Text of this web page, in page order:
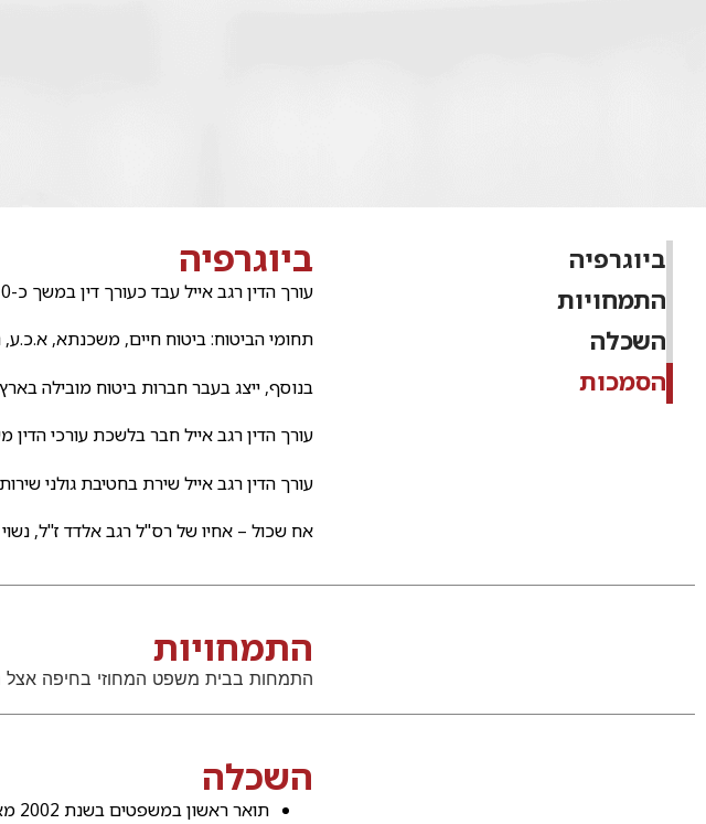
ביוגרפיה
התמחויות
השכלה
הסמכות
ביוגרפיה
עורך הדין רגב אייל עבד כעורך דין במשך כ-10 שנים במשרד המתמחה בתחום הביטוח והנזקין.
תחומי הביטוח: ביטוח חיים, משכנתא, א.כ.ע,
בנוסף, ייצג בעבר חברות ביטוח מובילה
עורך הדין רגב אייל חבר בלשכת עורכי הדין משנת
עורך הדין רגב אייל שירת בחטיבת גולני
אח שכול – אחיו של רס"ל רגב אלדד ז"ל,
התמחויות
התמחות בבית משפט המחוזי בחיפה אצל
השכלה
תואר ראשון במשפטים בשנת 2002 מאוניברסיטת בר אילן במסלול חטיבה עסקית.